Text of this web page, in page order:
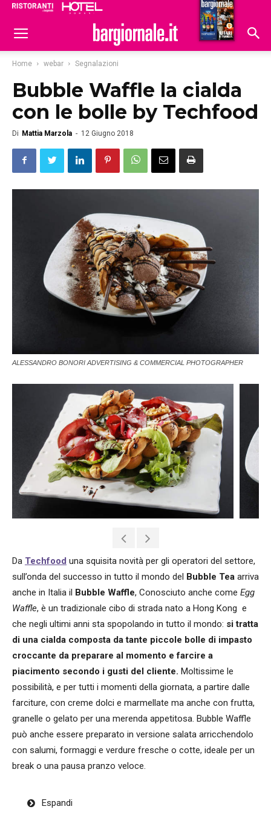
Hoteldomani
Home webar Segnalazioni
Bubble Waffle la cialda
con le bolle by Techfood
Di Mattia Marzola - 12 Giugno 2018
ALESSANDRO BONORI ADVERTISING & COMMERCIAL PHOTOGRAPHER
Da Techfood una squisita novità per gli operatori del settore,
sull’onda del successo in tutto il mondo del Bubble Tea arriva
anche in Italia il Bubble Waffle, Conosciuto anche come Egg
Waffle, è un tradizionale cibo di strada nato a Hong Kong e
che negli ultimi anni sta spopolando in tutto il mondo: si tratta
di una cialda composta da tante piccole bolle di impasto
croccante da preparare al momento e farcire a
piacimento secondo i gusti del cliente. Moltissime le
possibilità, e per tutti i momenti della giornata, a partire dalle
farciture, con creme dolci e marmellate ma anche con frutta,
granelle o gelato per una merenda appetitosa. Bubble Waffle
può anche essere preparato in versione salata arricchendolo
con salumi, formaggi e verdure fresche o cotte, ideale per un
break o una pausa pranzo veloce.
Espandi